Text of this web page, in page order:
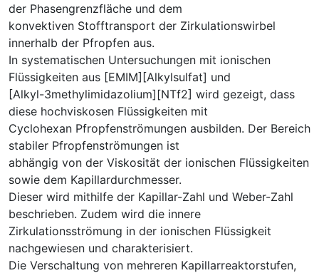
der Phasengrenzfläche und dem
konvektiven Stofftransport der Zirkulationswirbel
innerhalb der Pfropfen aus.
In systematischen Untersuchungen mit ionischen
Flüssigkeiten aus [EMIM][Alkylsulfat] und
[Alkyl-3methylimidazolium][NTf2] wird gezeigt, dass
diese hochviskosen Flüssigkeiten mit
Cyclohexan Pfropfenströmungen ausbilden. Der Bereich
stabiler Pfropfenströmungen ist
abhängig von der Viskosität der ionischen Flüssigkeiten
sowie dem Kapillardurchmesser.
Dieser wird mithilfe der Kapillar-Zahl und Weber-Zahl
beschrieben. Zudem wird die innere
Zirkulationsströmung in der ionischen Flüssigkeit
nachgewiesen und charakterisiert.
Die Verschaltung von mehreren Kapillarreaktorstufen,